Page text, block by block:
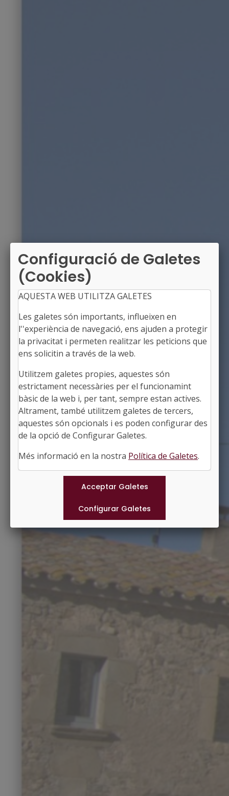
ULLASTRET
Alcalde: Josep Miquel Gatius Callis
El Baix Empordà, Girona
Població: 249
Superfície: 10,82 km2
http://www.ullastret.cat
#ULLASTRET
Municipis
Configuració de Galetes
(Cookies)
AQUESTA WEB UTILITZA GALETES
Les galetes són importants, influeixen en
l''experiència de navegació, ens ajuden a protegir
la privacitat i permeten realitzar les peticions que
ens solicitin a través de la web.
Utilitzem galetes propies, aquestes són
estrictament necessàries per el funcionamint
bàsic de la web i, per tant, sempre estan actives.
Altrament, també utilitzem galetes de tercers,
aquestes són opcionals i es poden configurar des
de la opció de Configurar Galetes.
Més informació en la nostra Política de Galetes.